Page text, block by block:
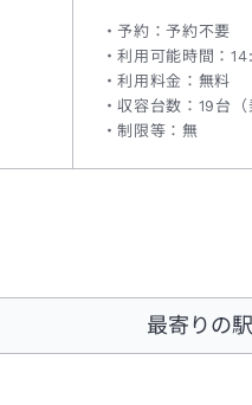
予約：予約不要
利用可能時間：
利用料金：無料
収容台数：19台（
制限等：無
最寄りの